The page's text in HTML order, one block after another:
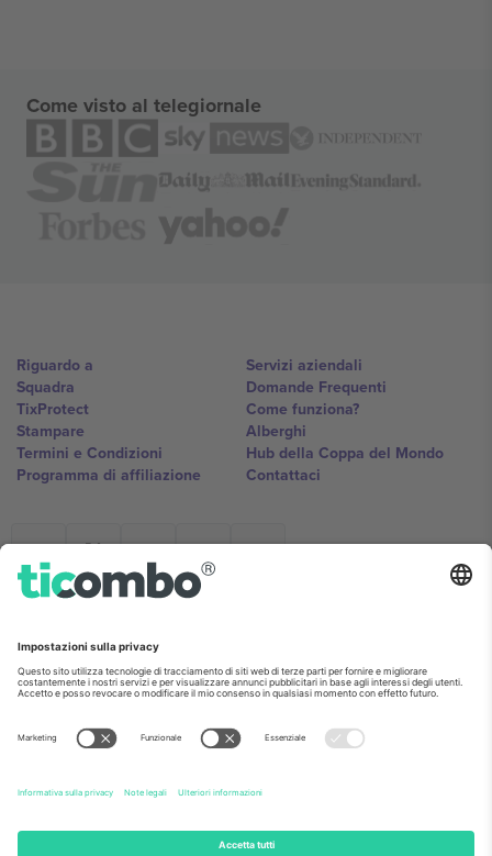
Come visto al telegiornale
Riguardo a
Squadra
TixProtect
Stampare
Termini e Condizioni
Programma di affiliazione
Servizi aziendali
Domande Frequenti
Come funziona?
Alberghi
Hub della Coppa del Mondo
Contattaci
Ticombo Italia
Mimi Balkanska 132, 1540, Sofia,
base alla località, all'evento e/o al dominio. Per i dettagli controlla la
pagina specifica dell'evento, l'impronta e i termini.,